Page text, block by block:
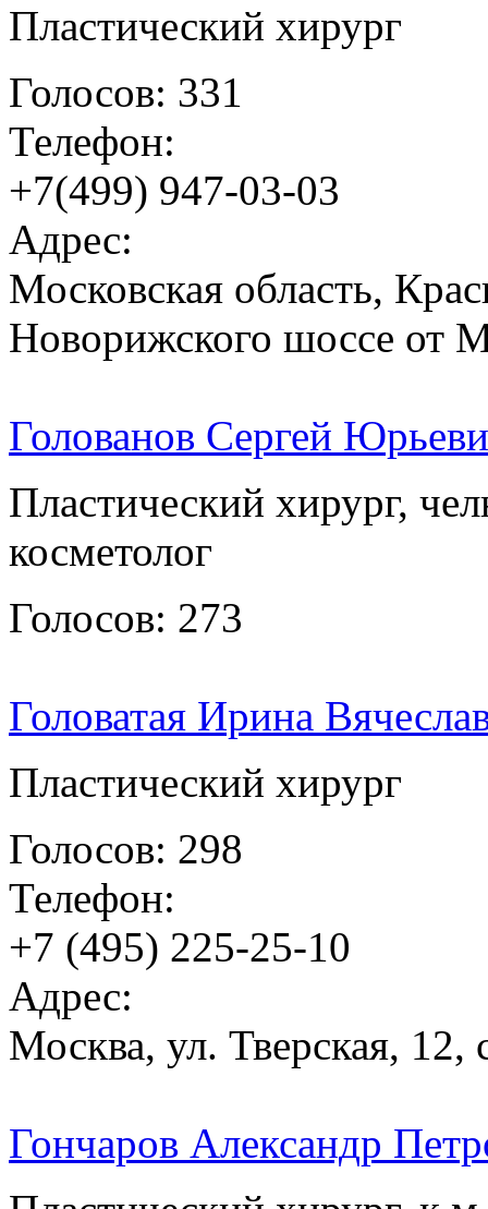
Пластический хирург
Голосов: 331
Телефон:
+7(499) 947-03-03
Адрес:
Московская область,
Новорижского шоссе от
Голованов Сергей
Пластический хирург,
косметолог
Голосов: 273
Головатая Ирина
Пластический хирург
Голосов: 298
Телефон:
+7 (495) 225-25-10
Адрес:
Москва, ул. Тверская, 12,
Гончаров Александр